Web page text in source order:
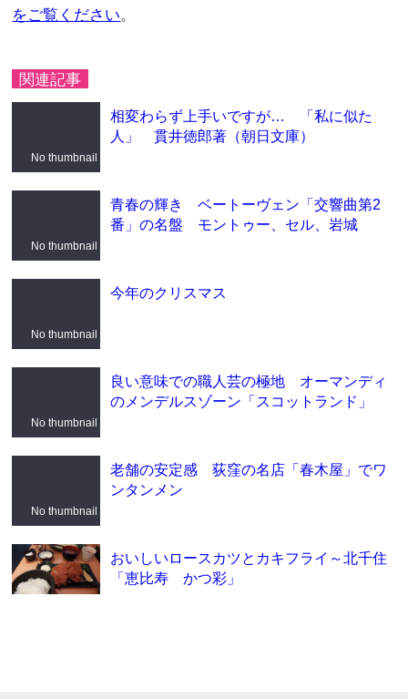
をご覧ください。
関連記事
No thumbnail
相変わらず上手いですが… 「私に似た
人」 貫井徳郎著（朝日文庫）
No thumbnail
青春の輝き ベートーヴェン「交響曲第2
番」の名盤 モントゥー、セル、岩城
No thumbnail
今年のクリスマス
No thumbnail
良い意味での職人芸の極地 オーマンディ
のメンデルスゾーン「スコットランド」
No thumbnail
老舗の安定感 荻窪の名店「春木屋」でワ
ンタンメン
おいしいロースカツとカキフライ～北千住
「恵比寿 かつ彩」